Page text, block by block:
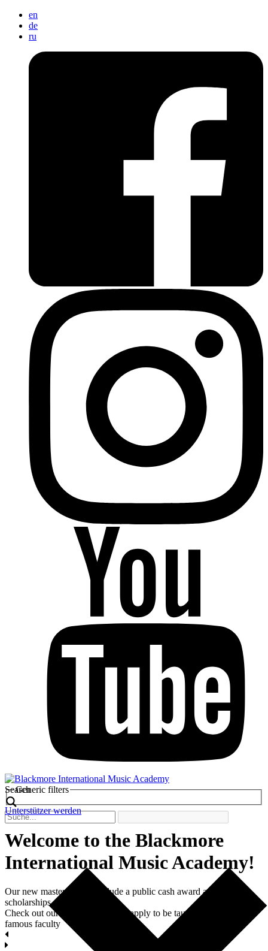
en
de
ru
Search
Generic filters
Unterstützer werden
Welcome to the Blackmore
International Мusic Academy!
Our new master classes include a public cash award and two
scholarships each.
Check out our masterclasses and apply to be taught by world-
famous faculty